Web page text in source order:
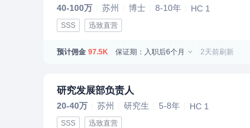
40-100万 苏州 博士 8-10年 HC 1
SSS 迅致直营
预计佣金 97.5K 保证期：入职后6个月 2天前刷新
研究发展部负责人
20-40万 苏州 研究生 5-8年 HC 1
SSS 迅致直营